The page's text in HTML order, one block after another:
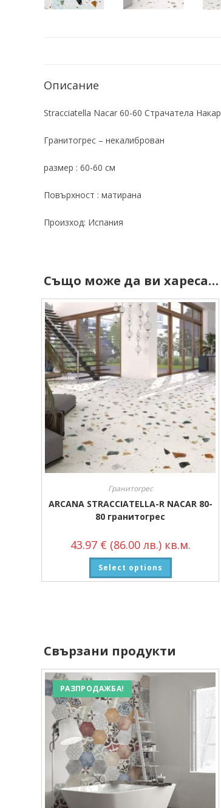
Описание
Stracciatella Nacar 60-60 Страчатела Накар
Гранитогрес – некалиброван
размер : 60-60 см
Повърхност : матирана
Произход: Испания
Също може да ви хареса…
Гранитогрес
ARCANA STRACCIATELLA-R NACAR 80-
80 гранитогрес
43.97 € (86.00 лв.)кв.м.
Select options
Свързани продукти
РАЗПРОДАЖБА!